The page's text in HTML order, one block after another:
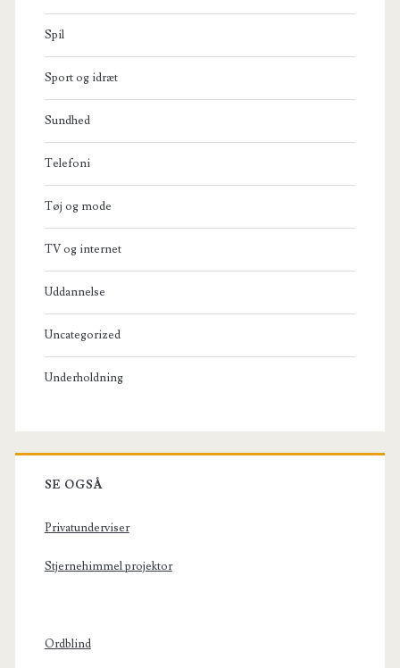
Spil
Sport og idræt
Sundhed
Telefoni
Tøj og mode
TV og internet
Uddannelse
Uncategorized
Underholdning
SE OGSÅ
Privatunderviser
Stjernehimmel projektor
Ordblind